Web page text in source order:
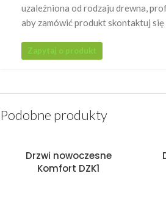
uzależniona od rodzaju drewna,
aby zamówić produkt skontaktuj się
Zapytaj o produkt
Podobne produkty
Drzwi nowoczesne
Komfort DZK1